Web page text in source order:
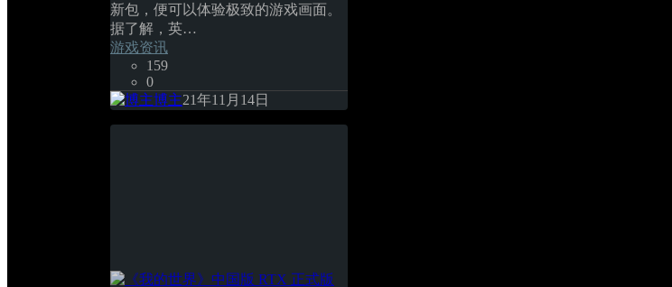
新包，便可以体验极致的游戏画面。
据了解，英…
游戏资讯
159
0
博主21年11月14日